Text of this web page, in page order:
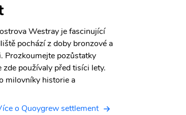
Westray je fascinující
pochází z doby bronzové a
Prozkoumejte pozůstatky
používaly před tisíci lety.
milovníky historie a
o Quoygrew settlement